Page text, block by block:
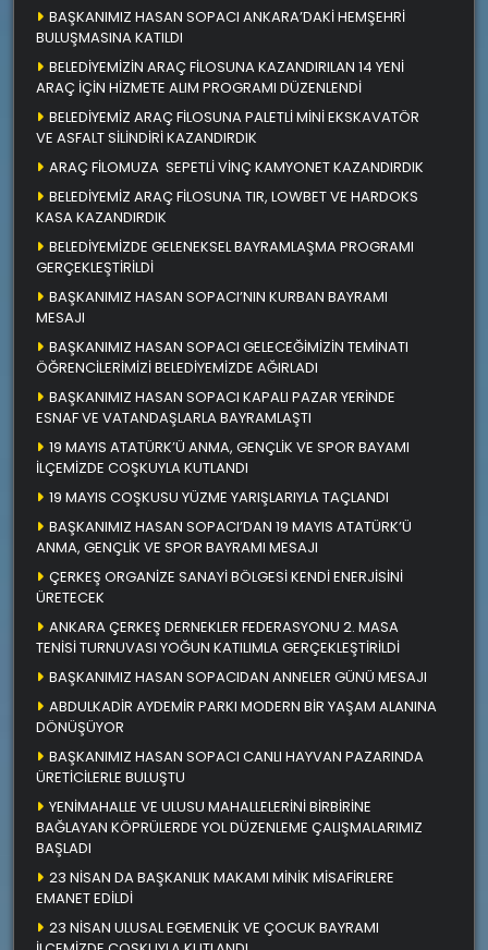
BAŞKANIMIZ HASAN SOPACI ANKARA’DAKİ HEMŞEHRİ
BULUŞMASINA KATILDI
BELEDİYEMİZİN ARAÇ FİLOSUNA KAZANDIRILAN 14 YENİ
ARAÇ İÇİN HİZMETE ALIM PROGRAMI DÜZENLENDİ
BELEDİYEMİZ ARAÇ FİLOSUNA PALETLİ MİNİ EKSKAVATÖR
VE ASFALT SİLİNDİRİ KAZANDIRDIK
ARAÇ FİLOMUZA SEPETLİ VİNÇ KAMYONET KAZANDIRDIK
BELEDİYEMİZ ARAÇ FİLOSUNA TIR, LOWBET VE HARDOKS
KASA KAZANDIRDIK
BELEDİYEMİZDE GELENEKSEL BAYRAMLAŞMA PROGRAMI
GERÇEKLEŞTİRİLDİ
BAŞKANIMIZ HASAN SOPACI’NIN KURBAN BAYRAMI
MESAJI
BAŞKANIMIZ HASAN SOPACI GELECEĞİMİZİN TEMİNATI
ÖĞRENCİLERİMİZİ BELEDİYEMİZDE AĞIRLADI
BAŞKANIMIZ HASAN SOPACI KAPALI PAZAR YERİNDE
ESNAF VE VATANDAŞLARLA BAYRAMLAŞTI
19 MAYIS ATATÜRK’Ü ANMA, GENÇLİK VE SPOR BAYAMI
İLÇEMİZDE COŞKUYLA KUTLANDI
19 MAYIS COŞKUSU YÜZME YARIŞLARIYLA TAÇLANDI
BAŞKANIMIZ HASAN SOPACI’DAN 19 MAYIS ATATÜRK’Ü
ANMA, GENÇLİK VE SPOR BAYRAMI MESAJI
ÇERKEŞ ORGANİZE SANAYİ BÖLGESİ KENDİ ENERJİSİNİ
ÜRETECEK
ANKARA ÇERKEŞ DERNEKLER FEDERASYONU 2. MASA
TENİSİ TURNUVASI YOĞUN KATILIMLA GERÇEKLEŞTİRİLDİ
BAŞKANIMIZ HASAN SOPACIDAN ANNELER GÜNÜ MESAJI
ABDULKADİR AYDEMİR PARKI MODERN BİR YAŞAM ALANINA
DÖNÜŞÜYOR
BAŞKANIMIZ HASAN SOPACI CANLI HAYVAN PAZARINDA
ÜRETİCİLERLE BULUŞTU
YENİMAHALLE VE ULUSU MAHALLELERİNİ BİRBİRİNE
BAĞLAYAN KÖPRÜLERDE YOL DÜZENLEME ÇALIŞMALARIMIZ
BAŞLADI
23 NİSAN DA BAŞKANLIK MAKAMI MİNİK MİSAFİRLERE
EMANET EDİLDİ
23 NİSAN ULUSAL EGEMENLİK VE ÇOCUK BAYRAMI